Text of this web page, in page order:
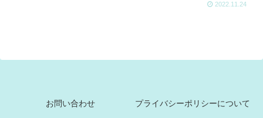
2022.11.24
お問い合わせ プライバシーポリシーについて